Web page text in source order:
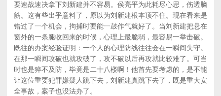
要速战速决拿下刘新建并不容易。侯亮平为此耗尽心思，伤透脑
筋。这有些出乎意料了，原以为刘新建根本顶不住。现在看来是
错过了一个机会，拘捕时要能一鼓作气就好了。当刘新建把悬在
窗外的一条腿收回来的时候，心理上最脆弱，最容易一举击破。
既往的办案经验证明：一个人的心理防线往往会在一瞬间失守。
在那一瞬间攻破也就攻破了，攻不破以后再攻就比较难了。可当
时也是猝不及防，毕竟是二十八楼啊！他首先要考虑的，是不能
让这位重要犯罪嫌疑人跳下去，刘新建真跳下去了，既是重大安
全事故，案子也没法办了。